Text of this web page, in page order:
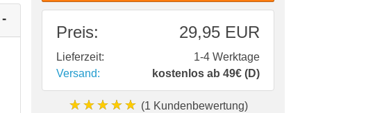
Preis: 29,95 EUR
Lieferzeit:
1-4 Werktage
Versand:
kostenlos ab 49€ (D)
★★★★★ (1 Kundenbewertung)